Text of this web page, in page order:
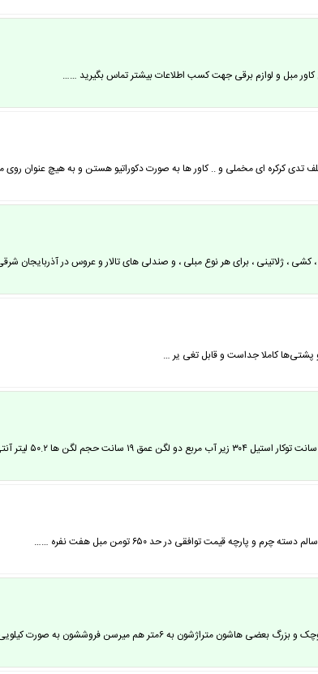
کاور مبل و لوازم برقی جهت کسب اطلاعات بیشتر تماس بگیرید ……
تدی کرکره ای مخملی و .. کاور ها به صورت دکوراتیو هستن و به هیچ عنوان روی
، ژلاتینی ، برای هر نوع مبلی ، و صندلی های تالار و عروس در آذربایجان
کاملا جداست و قابل تغی یر …
قیمت توافقی در حد ۶۵۰ تومن مبل هفت نفره ……
فروششون به صورت کیلویی میباشد کلا نزدیک به ۲۰۰ کیلو هستند ( فروش…